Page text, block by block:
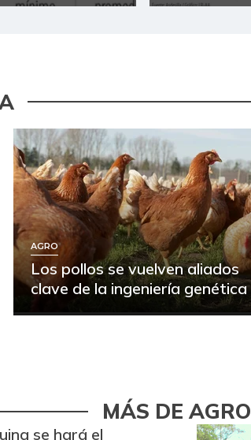
AGRO
Los pollos se vuelven aliados
clave de la ingeniería genética
MÁS DE AGRO
se hará el